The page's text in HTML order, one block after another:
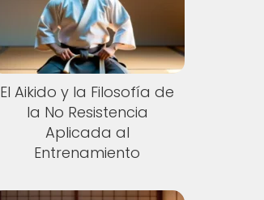
El Aikido y la Filosofía de
la No Resistencia
Aplicada al
Entrenamiento